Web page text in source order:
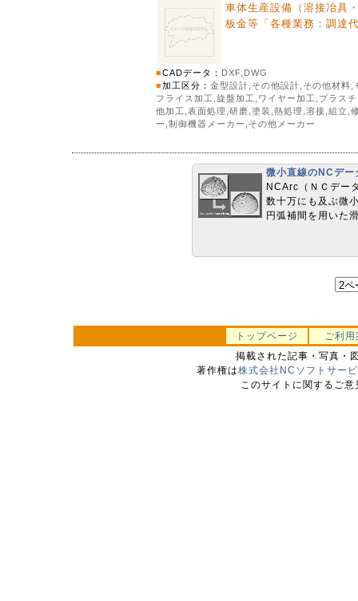
車体生産設備（溶接冶具
板金等「各種業務：調達
■CADデータ： DXF,DWG
■加工区分： 金型設計,その他設計,その他材料
フライス加工,旋盤加工,ワイヤー加工,プラス
他加工,表面処理,研磨,塗装,熱処理,溶接,組立,
ー,制御機器メーカー,その他メーカー
微小直線のNCデー
NCArc（ＮＣデー
数十万にも及ぶ微
円弧補間を用いた
トップページ
ご利用
掲載された記事・写真・
著作権は株式会社NCソフトサー
このサイトに関するご